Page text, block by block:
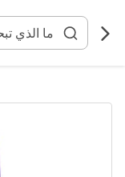
المحتوى
انتقل